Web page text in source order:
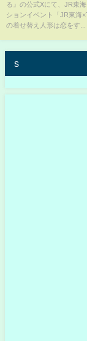
をする』JR東海コ
定(ABEMA TIMES)
る』の公式Xにて、JR東
ションイベント「JR東海
の着せ替え人形は恋をす...
s